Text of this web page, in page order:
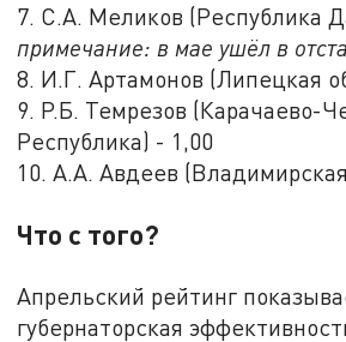
7. С.А. Меликов (Республика
примечание: в мае ушёл в
8. И.Г. Артамонов (Липецкая
9. Р.Б. Темрезов (Карачаево-
Республика) - 1,00
10. А.А. Авдеев
Что с того?
Апрельский рейтинг
губернаторская